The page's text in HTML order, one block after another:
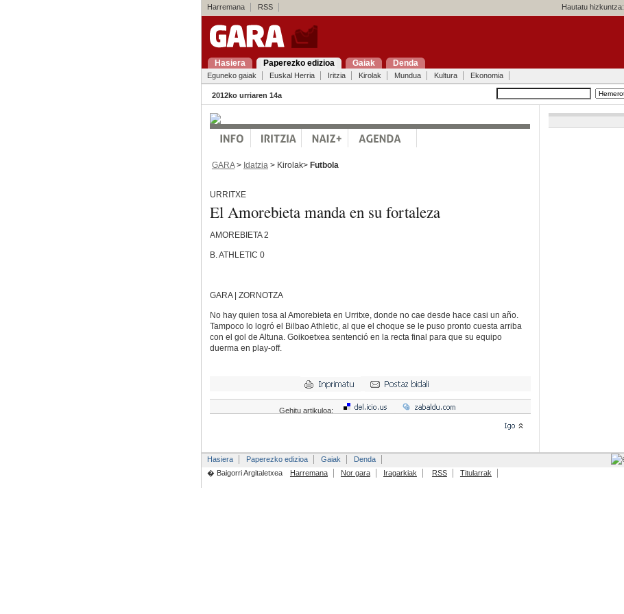
Harremana RSS Hautatu hizkuntza:
Hasiera Paperezko edizioa Gaiak Denda
Eguneko gaiak Euskal Herria Iritzia Kirolak Mundua Kultura Ekonomia
2012ko urriaren 14a
GARA> Idatzia > Kirolak> Futbola
URRITXE
El Amorebieta manda en su fortaleza
AMOREBIETA 2
B. ATHLETIC 0
GARA | ZORNOTZA
No hay quien tosa al Amorebieta en Urritxe, donde no cae desde hace casi un año.
Tampoco lo logró el Bilbao Athletic, al que el choque se le puso pronto cuesta arriba
con el gol de Altuna. Goikoetxea sentenció en la recta final para que su equipo
duerma en play-off.
Gehitu artikuloa:
Hasiera Paperezko edizioa Gaiak
Denda
� Baigorri Argitaletxea
Harremana Nor gara Iragarkiak RSS Titularrak